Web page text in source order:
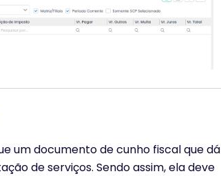
um documento de cunho fiscal que dá
de serviços. Sendo assim, ela deve